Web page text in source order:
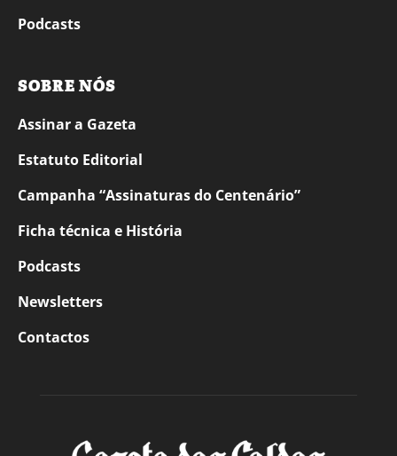
Podcasts
SOBRE NÓS
Assinar a Gazeta
Estatuto Editorial
Campanha “Assinaturas do Centenário”
Ficha técnica e História
Podcasts
Newsletters
Contactos